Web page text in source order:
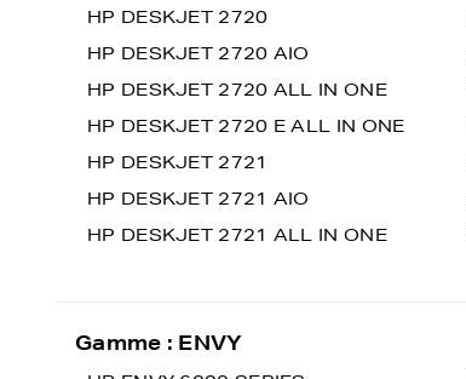
HP DESKJET 2720
HP DESKJET 2720 AIO
HP DESKJET 2720 ALL IN ONE
HP DESKJET 2720 E ALL IN ONE
HP DESKJET 2721
HP DESKJET 2721 AIO
HP DESKJET 2721 ALL IN ONE
Gamme : ENVY